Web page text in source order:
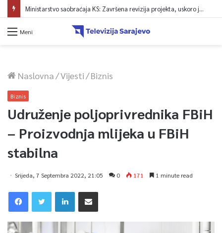
Ministarstvo saobraćaja KS: Završena revizija projekta, uskoro javna nabavka za obnovu mosta u ulici Ive Andrića
Meni
Naslovna/Vijesti/Biznis
Biznis
Udruženje poljoprivrednika FBiH
– Proizvodnja mlijeka u FBiH
stabilna
Srijeda, 7 Septembra 2022, 21:05 0 171 1 minute read